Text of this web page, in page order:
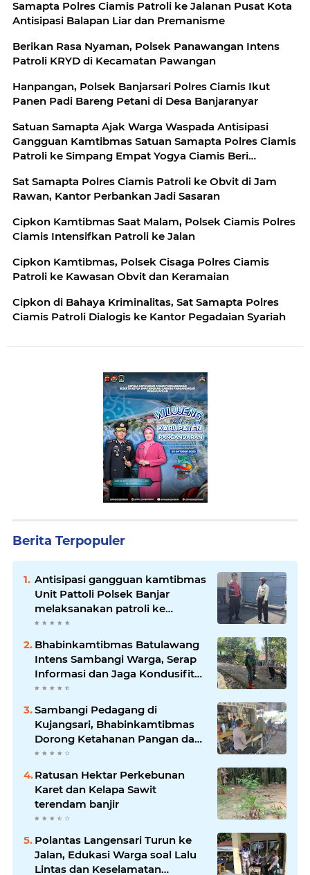
Samapta Polres Ciamis Patroli ke Jalanan Pusat Kota
Antisipasi Balapan Liar dan Premanisme
Berikan Rasa Nyaman, Polsek Panawangan Intens
Patroli KRYD di Kecamatan Pawangan
Hanpangan, Polsek Banjarsari Polres Ciamis Ikut
Panen Padi Bareng Petani di Desa Banjaranyar
Satuan Samapta Ajak Warga Waspada Antisipasi
Gangguan Kamtibmas Satuan Samapta Polres Ciamis
Patroli ke Simpang Empat Yogya Ciamis Beri
Samapta Polres Ciamis Beri Himbauan Kamtibmas ke
Warga
Sat Samapta Polres Ciamis Patroli ke Obvit di Jam
Rawan, Kantor Perbankan Jadi Sasaran
Cipkon Kamtibmas Saat Malam, Polsek Ciamis Polres
Ciamis Intensifkan Patroli ke Jalan
Cipkon Kamtibmas, Polsek Cisaga Polres Ciamis
Patroli ke Kawasan Obvit dan Keramaian
Cipkon di Bahaya Kriminalitas, Sat Samapta Polres
Ciamis Patroli Dialogis ke Kantor Pegadaian Syariah
Berita Terpopuler
Antisipasi gangguan kamtibmas
Unit Pattoli Polsek Banjar
melaksanakan patroli ke
tempat-tempat keramaian di
wilayah hukum
Bhabinkamtibmas Batulawang
Intens Sambangi Warga, Serap
Informasi dan Jaga Kondusifitas
Lingkungan
Sambangi Pedagang di
Kujangsari, Bhabinkamtibmas
Dorong Ketahanan Pangan dan
Keamanan Lingkungan
Ratusan Hektar Perkebunan
Karet dan Kelapa Sawit
terendam banjir
Polantas Langensari Turun ke
Jalan, Edukasi Warga soal Lalu
Lintas dan Keselamatan